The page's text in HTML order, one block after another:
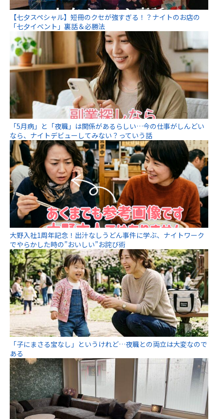
【七夕スペシャル】短冊のクセが強すぎる！？ナイトのお店の
「七夕イベント」裏話＆必勝法
「5月病」と「夜職」は関係があるらしい…今の仕事がしんどい
なら、ナイトデビューしてみない？っていう話
大野入社1周年記念！出汁なしうどん事件に学ぶ、ナイトワーク
でやらかした時の”おいしい”お詫び術
「子にまさる宝なし」というけれど…夜職との両立は大変なので
ある